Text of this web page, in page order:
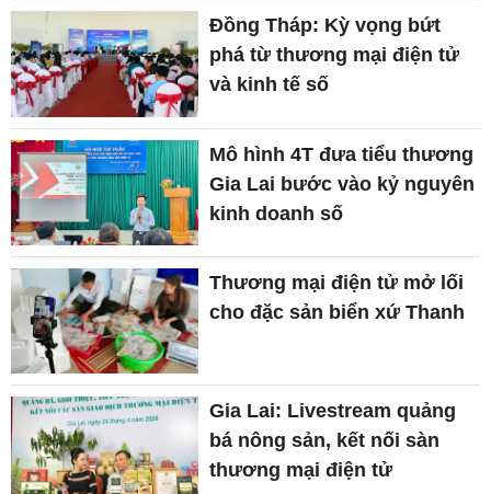
Đồng Tháp: Kỳ vọng bứt
phá từ thương mại điện tử
và kinh tế số
Mô hình 4T đưa tiểu thương
Gia Lai bước vào kỷ nguyên
kinh doanh số
Thương mại điện tử mở lối
cho đặc sản biển xứ Thanh
Gia Lai: Livestream quảng
bá nông sản, kết nối sàn
thương mại điện tử